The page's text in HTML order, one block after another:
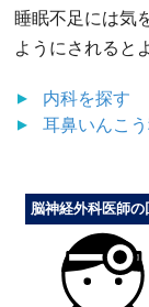
睡眠不足には気
ようにされると
内科を探す
耳鼻いんこ
脳神経外科医師の